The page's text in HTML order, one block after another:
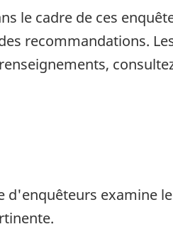
le cadre de ces
recommandations.
d'enquêteurs examine